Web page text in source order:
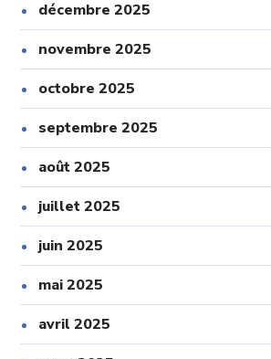
décembre 2025
novembre 2025
octobre 2025
septembre 2025
août 2025
juillet 2025
juin 2025
mai 2025
avril 2025